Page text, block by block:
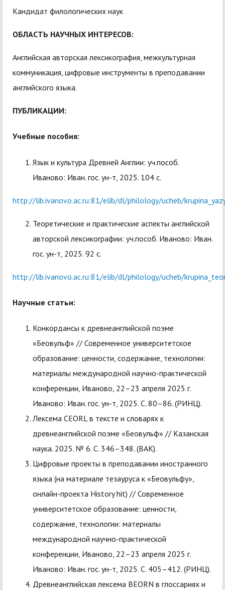
Кандидат филологических наук
ОБЛАСТЬ НАУЧНЫХ ИНТЕРЕСОВ:
Английская авторская лексикография, межкультурная
коммуникация, цифровые инструменты в преподавании
английского языка.
ПУБЛИКАЦИИ:
Учебные пособия:
Язык и культура Древней Англии: уч.пособ.
Иваново: Иван. гос. ун-т, 2025. 104 с.
http://lib.ivanovo.ac.ru:81/elib/dl/philology/ucheb/
Теоретические и практические аспекты английской
авторской лексикографии: уч.пособ. Иваново: Иван.
гос. ун-т, 2025. 92 с.
http://lib.ivanovo.ac.ru:81/elib/dl/philology/ucheb/
Научные статьи:
Конкордансы к древнеанглийской поэме
«Беовульф» // Современное университетское
образование: ценности, содержание, технологии:
материалы международной научно-практической
конференции, Иваново, 22–23 апреля 2025 г.
Иваново: Иван. гос. ун-т, 2025. С. 80–86. (РИНЦ).
Лексема CEORL в тексте и словарях к
древнеанглийской поэме «Беовульф» // Казанская
наука. 2025. № 6. С. 346–348. (ВАК).
Цифровые проекты в преподавании иностранного
языка (на материале тезауруса к «Беовульфу»,
онлайн-проекта History hit) // Современное
университетское образование: ценности,
содержание, технологии: материалы
международной научно-практической
конференции, Иваново, 22–23 апреля 2025 г.
Иваново: Иван. гос. ун-т, 2025. С. 405–412. (РИНЦ).
Древнеанглийская лексема BEORN в глоссариях и